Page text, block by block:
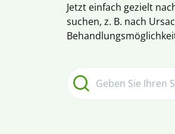
Jetzt einfach gezielt
suchen, z. B. nach